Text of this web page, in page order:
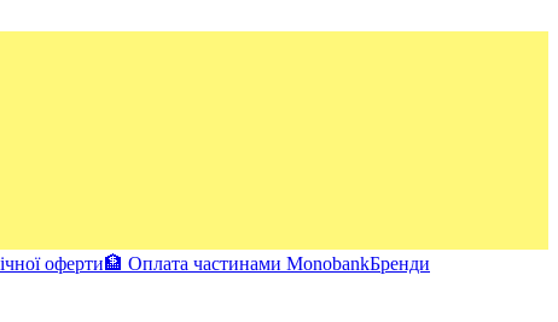
оферти🏦 Оплата частинами MonobankБренди